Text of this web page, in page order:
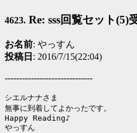
4623. Re: sss回覧セット(5)
お名前: やっすん
投稿日 : 2016/7/15(22:04)
------------------------------
シエルナナさま
無事に到着してよかったです。
Happy Reading♪
やっすん